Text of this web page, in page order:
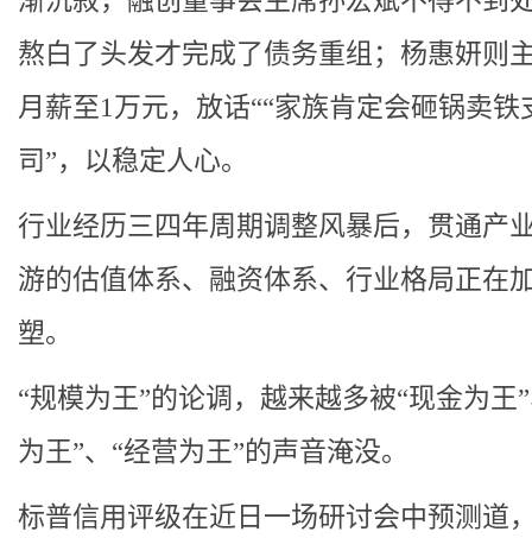
熬白了头发才完成了债务重组；杨惠妍则
月薪至1万元，放话““家族肯定会砸锅卖铁
司”，以稳定人心。
行业经历三四年周期调整风暴后，贯通产
游的估值体系、融资体系、行业格局正在
塑。
“规模为王”的论调，越来越多被“现金为王
为王”、“经营为王”的声音淹没。
标普信用评级在近日一场研讨会中预测道